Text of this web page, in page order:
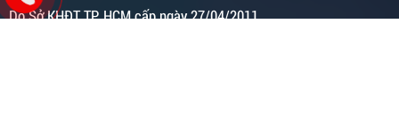
Do Sở KHĐT TP. HCM cấp ngày 27/04/2011